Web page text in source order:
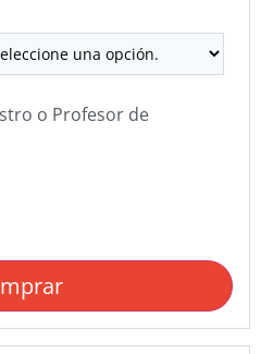
o Profesor de